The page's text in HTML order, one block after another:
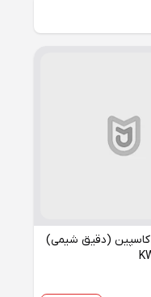
چسب 1.2.3 کاسپین (دقیق شیمی)